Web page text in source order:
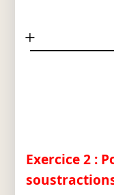
+
Exercice 2 :